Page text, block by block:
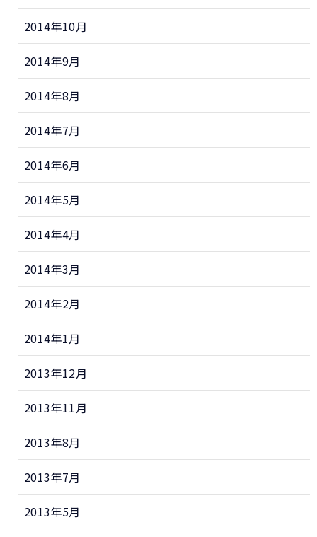
2014年10月
2014年9月
2014年8月
2014年7月
2014年6月
2014年5月
2014年4月
2014年3月
2014年2月
2014年1月
2013年12月
2013年11月
2013年8月
2013年7月
2013年5月